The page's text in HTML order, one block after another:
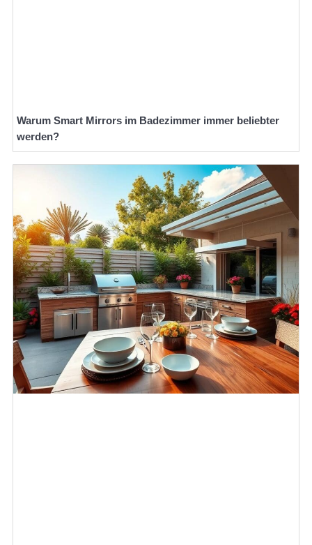
Warum Smart Mirrors im Badezimmer immer beliebter
werden?